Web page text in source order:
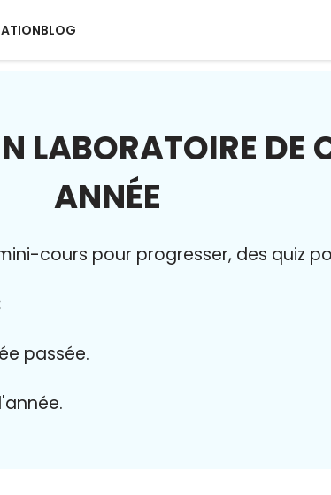
BLOG
LABORATOIRE DE
ANNÉE
cours pour progresser, des quiz
passée.